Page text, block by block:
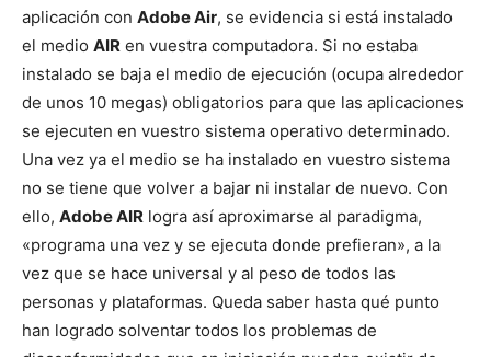
aplicación con Adobe Air, se evidencia si está instalado
el medio AIR en vuestra computadora. Si no estaba
instalado se baja el medio de ejecución (ocupa alrededor
de unos 10 megas) obligatorios para que las aplicaciones
se ejecuten en vuestro sistema operativo determinado.
Una vez ya el medio se ha instalado en vuestro sistema
no se tiene que volver a bajar ni instalar de nuevo. Con
ello, Adobe AIR logra así aproximarse al paradigma,
«programa una vez y se ejecuta donde prefieran», a la
vez que se hace universal y al peso de todos las
personas y plataformas. Queda saber hasta qué punto
han logrado solventar todos los problemas de